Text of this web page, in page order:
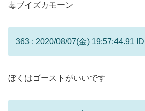
毒ブイズカモーン
363 : 2020/08/07(金) 19:57:44.91
ぼくはゴーストがいいです